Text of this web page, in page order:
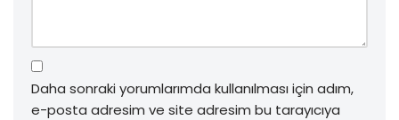
Daha sonraki yorumlarımda kullanılması için adım,
e-posta adresim ve site adresim bu tarayıcıya